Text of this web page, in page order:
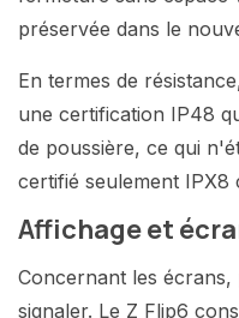
préservée dans le
En termes de
une certification IP48
de poussière, ce qui
certifié seulement IPX8
Affichage et
Concernant les écrans,
signaler. Le Z Flip6